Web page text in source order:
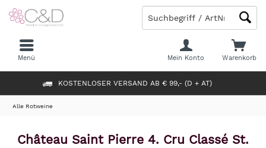
KOSTENLOSER VERSAND AB € 99,- (D + AT)
Warenkorb
Mein Konto
Menü
Alle Rotweine
Château Saint Pierre 4. Cru Classé St.